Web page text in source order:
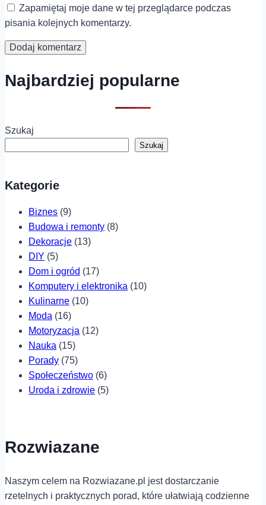
Zapamiętaj moje dane w tej przeglądarce podczas
pisania kolejnych komentarzy.
Najbardziej popularne
Szukaj
Szukaj
Kategorie
Biznes (9)
Budowa i remonty (8)
Dekoracje (13)
DIY (5)
Dom i ogród (17)
Komputery i elektronika (10)
Kulinarne (10)
Moda (16)
Motoryzacja (12)
Nauka (15)
Porady (75)
Społeczeństwo (6)
Uroda i zdrowie (5)
Rozwiazane
Naszym celem na Rozwiazane.pl jest dostarczanie
rzetelnych i praktycznych porad, które ułatwiają codzienne